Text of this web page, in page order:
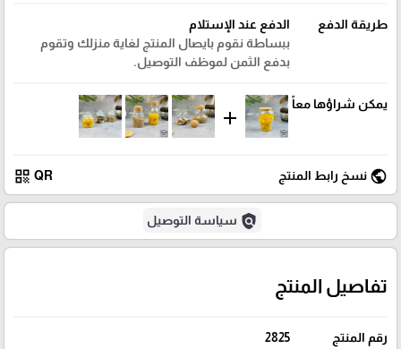
طريقة الدفع
الدفع عند الإستلام
ببساطة نقوم بايصال المنتج لغاية منزلك وتقوم
بدفع الثمن لموظف التوصيل.
يمكن شراؤها معاً
add
public نسخ رابط المنتج QR
qr_code
policy سياسة التوصيل
تفاصيل المنتج
رقم المنتج 2825